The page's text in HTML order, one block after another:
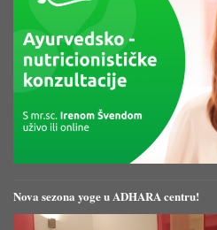
Nova sezona yoge u ADHARA centru!